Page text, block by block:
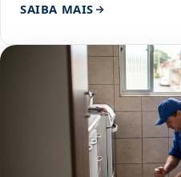
SAIBA MAIS